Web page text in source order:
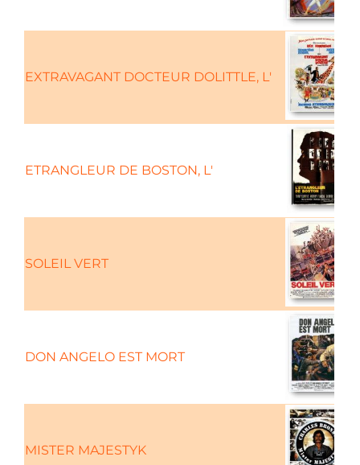
EXTRAVAGANT DOCTEUR DOLITTLE, L'
ETRANGLEUR DE BOSTON, L'
SOLEIL VERT
DON ANGELO EST MORT
MISTER MAJESTYK